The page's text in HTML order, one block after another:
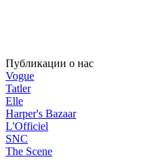
Публикации о нас
Vogue
Tatler
Elle
Harper's Bazaar
L'Officiel
SNC
The Scene